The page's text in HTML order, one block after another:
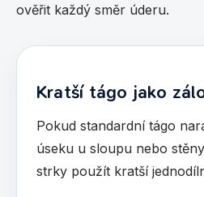
ověřit každý směr úderu.
Kratší tágo jako
Pokud standardní tágo
úseku u sloupu nebo
strky použít kratší